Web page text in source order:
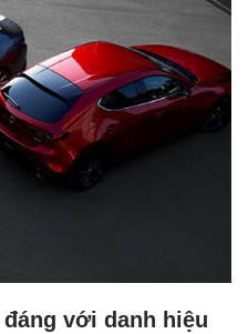
với danh hiệu